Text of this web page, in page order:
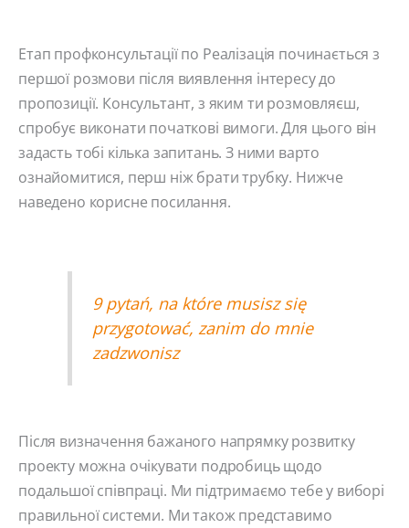
Етап профконсультації по Реалізація починається з
першої розмови після виявлення інтересу до
пропозиції. Консультант, з яким ти розмовляєш,
спробує виконати початкові вимоги. Для цього він
задасть тобі кілька запитань. З ними варто
ознайомитися, перш ніж брати трубку. Нижче
наведено корисне посилання.
9 pytań, na które musisz się
przygotować, zanim do mnie
zadzwonisz
Після визначення бажаного напрямку розвитку
проекту можна очікувати подробиць щодо
подальшої співпраці. Ми підтримаємо тебе у виборі
правильної системи. Ми також представимо